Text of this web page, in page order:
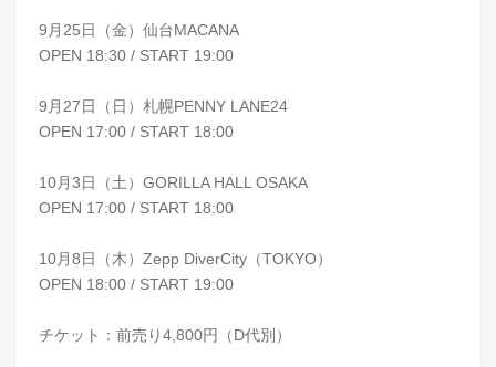
9月25日（金）仙台MACANA
OPEN 18:30 / START 19:00
9月27日（日）札幌PENNY LANE24
OPEN 17:00 / START 18:00
10月3日（土）GORILLA HALL OSAKA
OPEN 17:00 / START 18:00
10月8日（木）Zepp DiverCity（TOKYO）
OPEN 18:00 / START 19:00
チケット：前売り4,800円（D代別）